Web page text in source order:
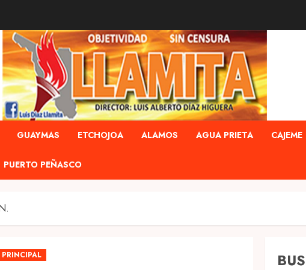
GUAYMAS ETCHOJOA ALAMOS AGUA PRIETA CAJEME
PUERTO PEÑASCO
PRINCIPAL